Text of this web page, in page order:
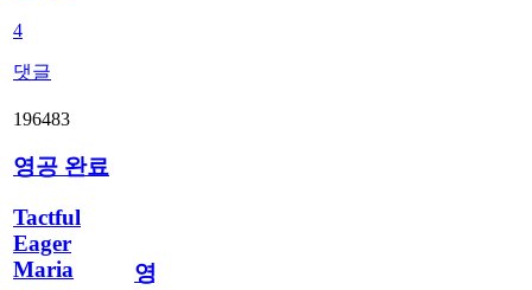
4
댓글
196483
영공 완료
Tactful
Eager
Maria
영